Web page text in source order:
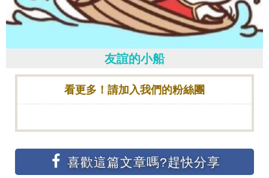
友誼的小船
看更多！請加入我們的粉絲團